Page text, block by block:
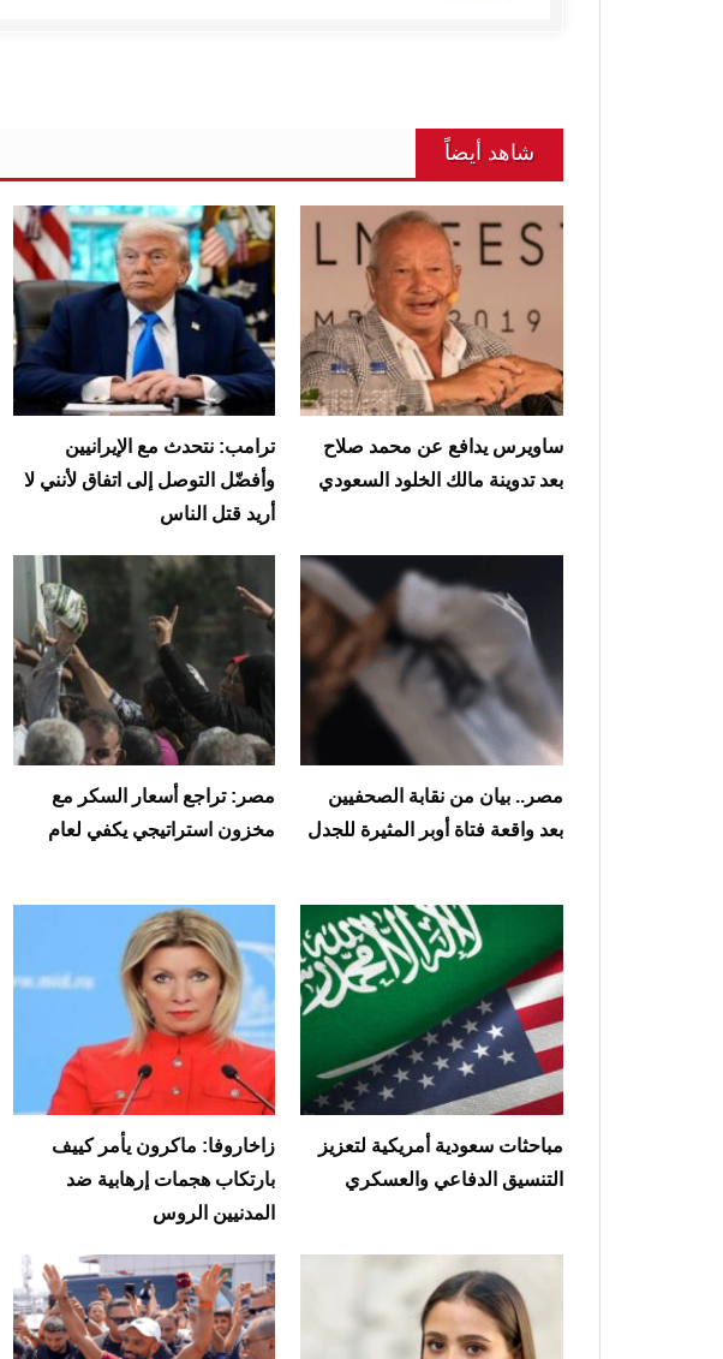
شاهد أيضاً
ساويرس يدافع عن محمد صلاح
بعد تدوينة مالك الخلود السعودي
ترامب: نتحدث مع الإيرانيين
وأفضّل التوصل إلى اتفاق لأنني لا
أريد قتل الناس
مصر.. بيان من نقابة الصحفيين
بعد واقعة فتاة أوبر المثيرة للجدل
مصر: تراجع أسعار السكر مع
مخزون استراتيجي يكفي لعام
مباحثات سعودية أمريكية لتعزيز
التنسيق الدفاعي والعسكري
زاخاروفا: ماكرون يأمر كييف
بارتكاب هجمات إرهابية ضد
المدنيين الروس